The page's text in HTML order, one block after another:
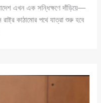
এখন এক সন্ধিক্ষণে দাঁড়িয়ে—
কাঠামোর পথে যাত্রা শুরু হবে